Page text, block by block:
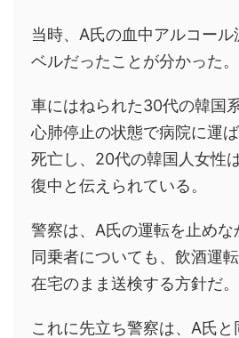
当時、A氏の血中アルコール
ベルだったことが分かった。
車にはねられた30代の韓国
心肺停止の状態で病院に運
死亡し、20代の韓国人女性
復中と伝えられている。
警察は、A氏の運転を止め
同乗者についても、飲酒運
在宅のまま送検する方針だ。
これに先立ち警察は、A氏